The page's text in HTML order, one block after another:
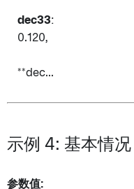
dec33:
0.120,
**dec...
示例 4: 基本情况
参数值: